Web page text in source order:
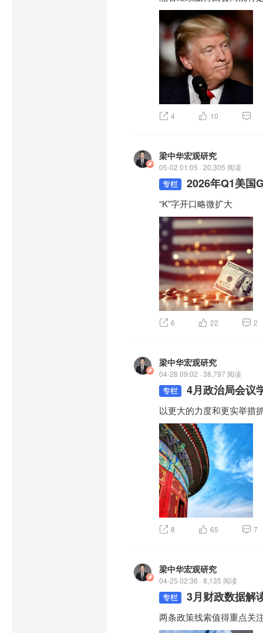
4 10
梁中华宏观研究
05-02 01:05 · 20,305 阅读
2026年Q1美国
“K”字开口略微扩大
6 22 2
梁中华宏观研究
04-28 09:02 · 38,797 阅读
4月政治局会议
以更大的力度和更实举措
8 65 7
梁中华宏观研究
04-25 02:36 · 8,135 阅读
3月财政数据解
两条政策线索值得重点关